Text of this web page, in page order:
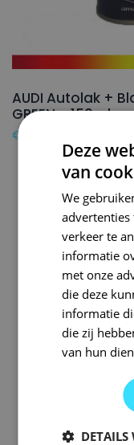
AUDI Autolak +
GREEN – 150ml
€
Deze
van
We
verkeer te
informatie
met onze
die deze
informatie
die zij
van hun
DETAILS